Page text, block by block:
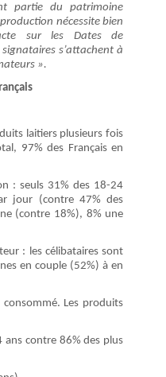
partie du patrimoine
nécessite bien
sur les Dates de
s’attachent à
».
laitiers plusieurs fois
97% des Français en
: seuls 31% des 18-24
jour (contre 47% des
(contre 18%), 8% une
: les célibataires sont
en couple (52%) à en
Les produits
contre 86% des plus